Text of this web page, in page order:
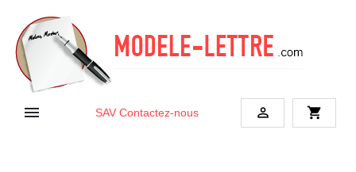
 SAV Contactez-nous  shopping_cart